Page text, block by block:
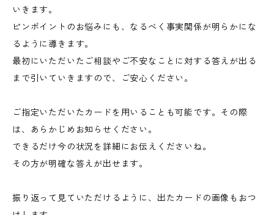
いきます。
ピンポイントのお悩みにも、なるべく事実関係が明らかにな
るように導きます。
最初にいただいたご相談やご不安なことに対する答えが出る
まで引いていきますので、ご安心ください。
ご指定いただいたカードを用いることも可能です。その際
は、あらかじめお知らせください。
できるだけ今の状況を詳細にお伝えくださいね。
その方が明確な答えが出せます。
振り返って見ていただけるように、出たカードの画像もおつ